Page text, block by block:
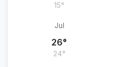
15°
Jul
26°
24°